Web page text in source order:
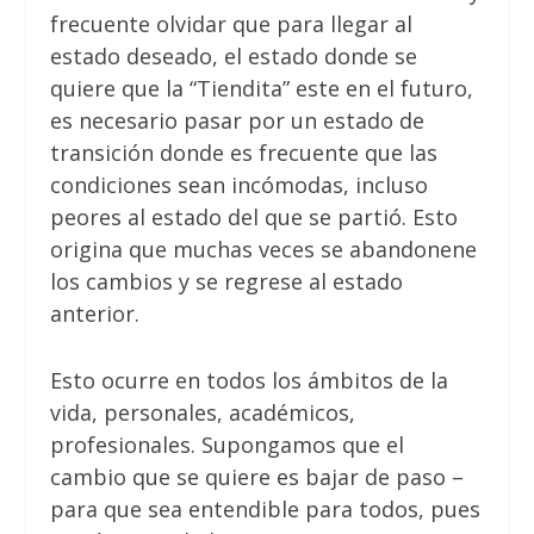
frecuente olvidar que para llegar al
estado deseado, el estado donde se
quiere que la “Tiendita” este en el futuro,
es necesario pasar por un estado de
transición donde es frecuente que las
condiciones sean incómodas, incluso
peores al estado del que se partió. Esto
origina que muchas veces se abandonene
los cambios y se regrese al estado
anterior.
Esto ocurre en todos los ámbitos de la
vida, personales, académicos,
profesionales. Supongamos que el
cambio que se quiere es bajar de paso –
para que sea entendible para todos, pues